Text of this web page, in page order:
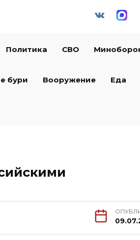
Политика СВО
бури Вооружение Еда